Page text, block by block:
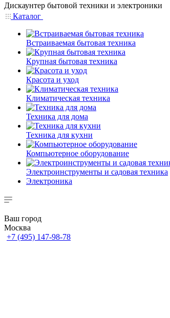
Дискаунтер бытовой техники и электроники
Каталог
Встраиваемая бытовая техника
Крупная бытовая техника
Красота и уход
Климатическая техника
Техника для дома
Техника для кухни
Компьютерное оборудование
Электроинструменты и садовая техника
Электроника
Ваш город
Москва
+7 (495) 147-98-78